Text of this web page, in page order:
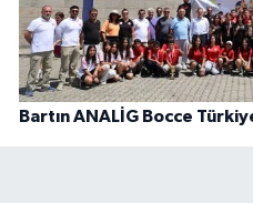
Bartın ANALİG Bocce